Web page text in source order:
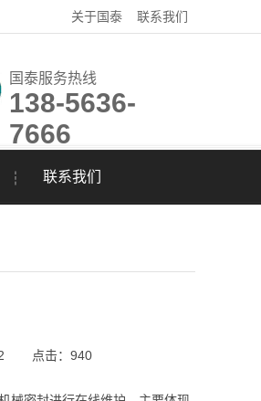
关于国泰 联系我们
国泰服务热线
138-5636-
7666
联系我们
点击： 940